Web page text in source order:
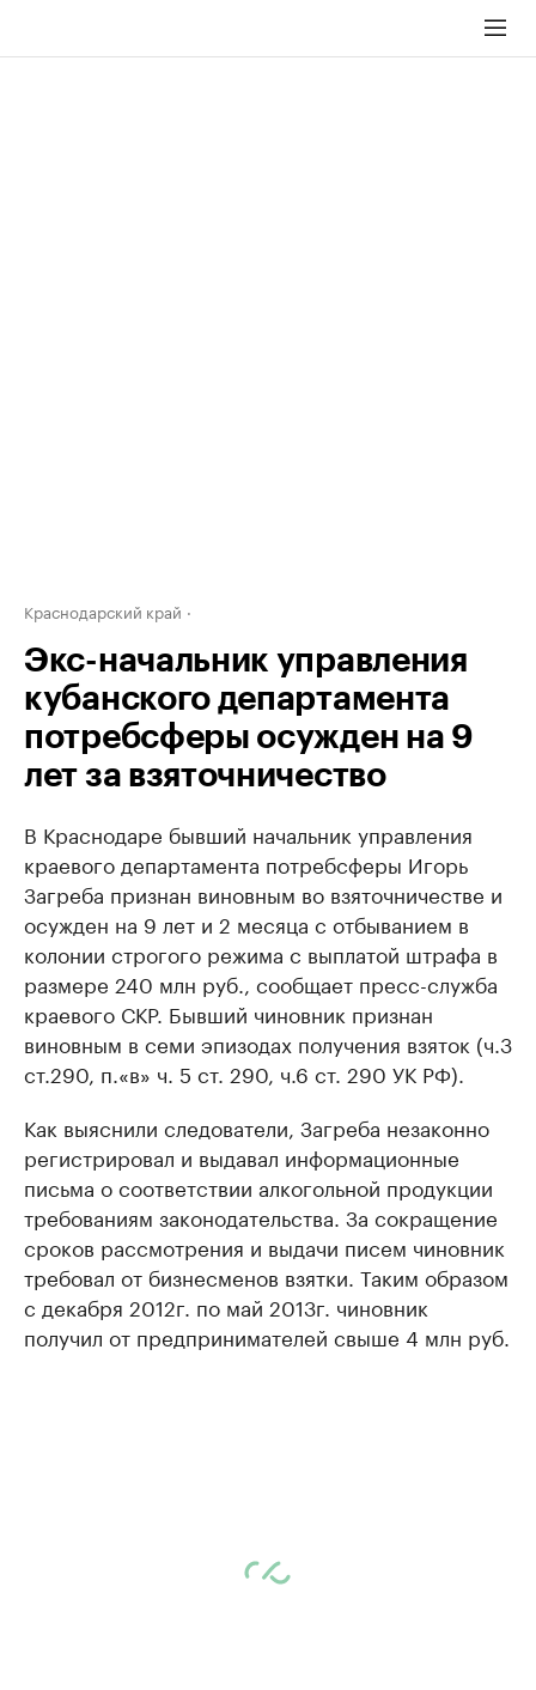
Краснодарский край
Экс-начальник управления
кубанского департамента
потребсферы осужден на 9
лет за взяточничество
В Краснодаре бывший начальник управления
краевого департамента потребсферы Игорь
Загреба признан виновным во взяточничестве и
осужден на 9 лет и 2 месяца с отбыванием в
колонии строгого режима с выплатой штрафа в
размере 240 млн руб., сообщает пресс-служба
краевого СКР. Бывший чиновник признан
виновным в семи эпизодах получения взяток (ч.3
ст.290, п.«в» ч. 5 ст. 290, ч.6 ст. 290 УК РФ).
Как выяснили следователи, Загреба незаконно
регистрировал и выдавал информационные
письма о соответствии алкогольной продукции
требованиям законодательства. За сокращение
сроков рассмотрения и выдачи писем чиновник
требовал от бизнесменов взятки. Таким образом
с декабря 2012г. по май 2013г. чиновник
получил от предпринимателей свыше 4 млн руб.